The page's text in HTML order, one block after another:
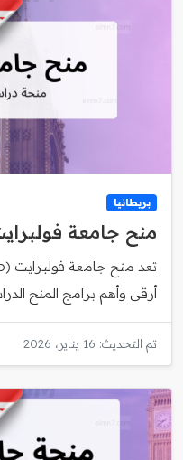
بريطانيا
منح جامعة
أرقى وأهم برامج المنح
تم التحديث: 16 يناير، 2026